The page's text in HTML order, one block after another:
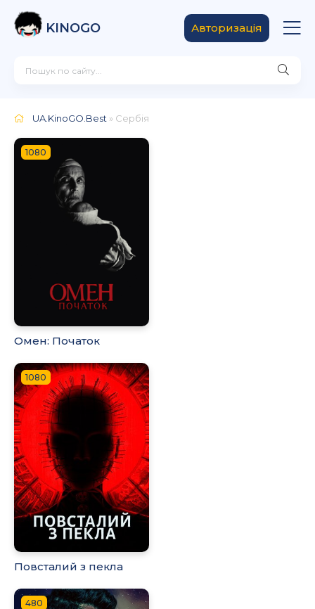
KINOGO Авторизація
UA.KinoGO.Best » Сербія
1080
Омен: Початок
1080
Повсталий з пекла
480